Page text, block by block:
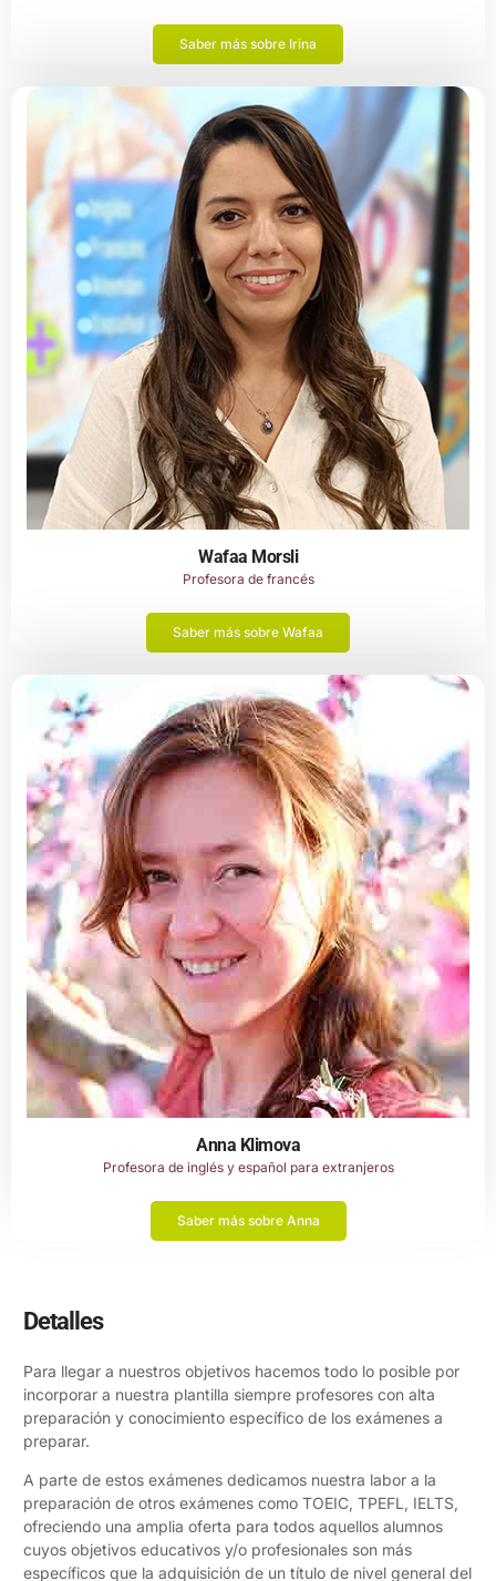
Saber más sobre Irina
Wafaa Morsli
Profesora de francés
Saber más sobre Wafaa
Anna Klimova
Profesora de inglés y español para extranjeros
Saber más sobre Anna
Detalles
Para llegar a nuestros objetivos hacemos todo lo posible por
incorporar a nuestra plantilla siempre profesores con alta
preparación y conocimiento específico de los exámenes a
preparar.
A parte de estos exámenes dedicamos nuestra labor a la
preparación de otros exámenes como TOEIC, TPEFL, IELTS,
ofreciendo una amplia oferta para todos aquellos alumnos
cuyos objetivos educativos y/o profesionales son más
específicos que la adquisición de un título de nivel general del